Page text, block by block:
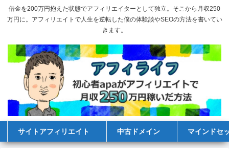
借金を200万円抱えた状態でアフィリエイターとして独立。そこから月収250
万円に。アフィリエイトで人生を逆転した僕の体験談やSEOの方法を書いてい
きます。
サイトアフィリエイト 中古ドメイン マインドセ